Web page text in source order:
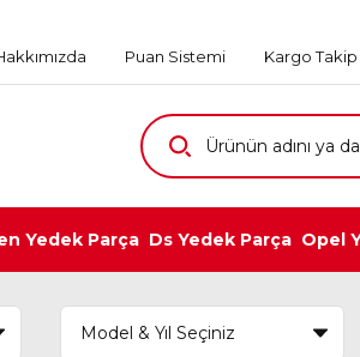
Puan Sistemi Kargo Takip
Yedek Parça Ds Yedek Parça Opel